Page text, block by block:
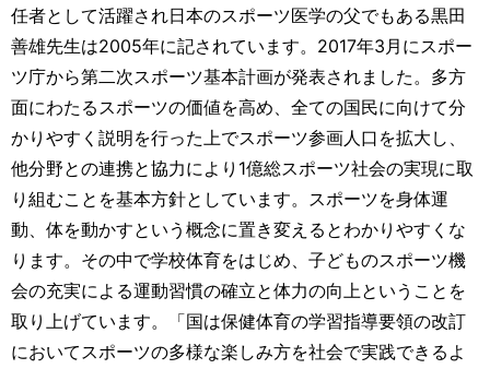
任者として活躍され日本のスポーツ医学の父でもある黒田
善雄先生は2005年に記されています。2017年3月にスポー
ツ庁から第二次スポーツ基本計画が発表されました。多方
面にわたるスポーツの価値を高め、全ての国民に向けて分
かりやすく説明を行った上でスポーツ参画人口を拡大し、
他分野との連携と協力により1億総スポーツ社会の実現に取
り組むことを基本方針としています。スポーツを身体運
動、体を動かすという概念に置き変えるとわかりやすくな
ります。その中で学校体育をはじめ、子どものスポーツ機
会の充実による運動習慣の確立と体力の向上ということを
取り上げています。「国は保健体育の学習指導要領の改訂
においてスポーツの多様な楽しみ方を社会で実践できるよ